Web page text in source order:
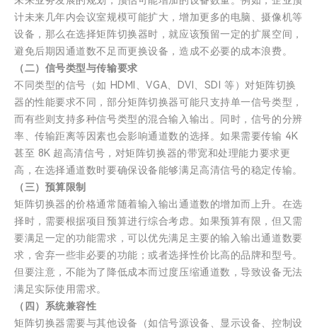
计未来几年内会议室规模可能扩大，增加更多的电脑、摄像机等
设备，那么在选择矩阵切换器时，就应该预留一定的扩展空间，
避免后期因通道数不足而更换设备，造成不必要的成本浪费。
（二）信号类型与传输要求
不同类型的信号（如 HDMI、VGA、DVI、SDI 等）对矩阵切换
器的性能要求不同，部分矩阵切换器可能只支持单一信号类型，
而有些则支持多种信号类型的混合输入输出。同时，信号的分辨
率、传输距离等因素也会影响通道数的选择。如果需要传输 4K
甚至 8K 超高清信号，对矩阵切换器的带宽和处理能力要求更
高，在选择通道数时要确保设备能够满足高清信号的稳定传输。
（三）预算限制
矩阵切换器的价格通常随着输入输出通道数的增加而上升。在选
择时，需要根据项目预算进行综合考虑。如果预算有限，但又需
要满足一定的功能需求，可以优先满足主要的输入输出通道数要
求，舍弃一些非必要的功能；或者选择性价比高的品牌和型号。
但要注意，不能为了降低成本而过度压缩通道数，导致设备无法
满足实际使用需求。
（四）系统兼容性
矩阵切换器需要与其他设备（如信号源设备、显示设备、控制设